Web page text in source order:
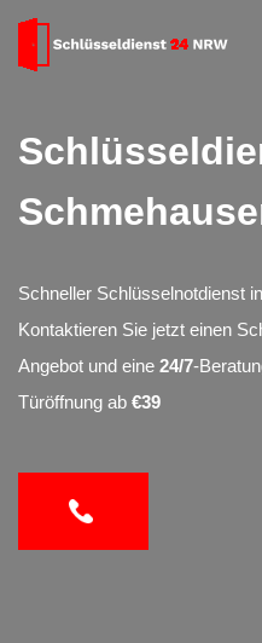
Schneller Schlüsselnotdienst
Kontaktieren Sie jetzt einen
Angebot und eine 24/7-
Türöffnung ab €39